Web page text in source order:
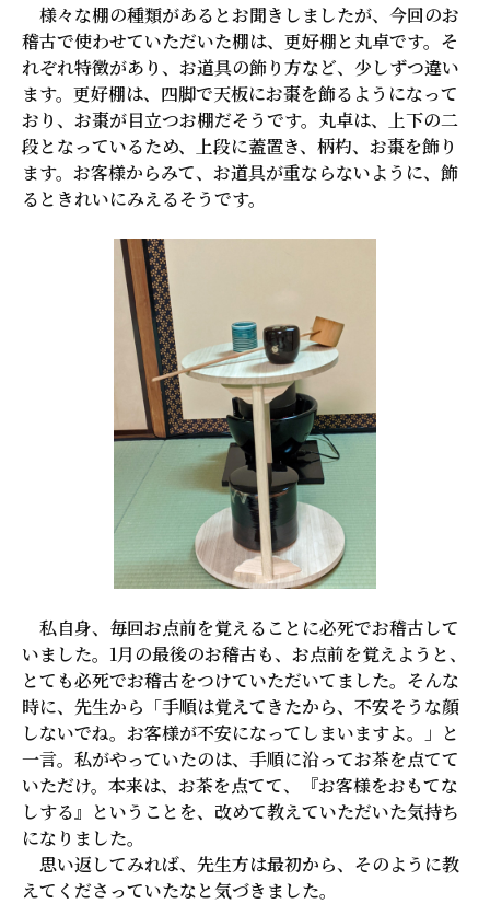
様々な棚の種類があるとお聞きしましたが、今回のお
稽古で使わせていただいた棚は、更好棚と丸卓です。そ
れぞれ特徴があり、お道具の飾り方など、少しずつ違い
ます。更好棚は、四脚で天板にお棗を飾るようになって
おり、お棗が目立つお棚だそうです。丸卓は、上下の二
段となっているため、上段に蓋置き、柄杓、お棗を飾り
ます。お客様からみて、お道具が重ならないように、飾
るときれいにみえるそうです。
私自身、毎回お点前を覚えることに必死でお稽古して
いました。1月の最後のお稽古も、お点前を覚えようと、
とても必死でお稽古をつけていただいてました。そんな
時に、先生から「手順は覚えてきたから、不安そうな顔
しないでね。お客様が不安になってしまいますよ。」と
一言。私がやっていたのは、手順に沿ってお茶を点てて
いただけ。本来は、お茶を点てて、『お客様をおもてな
しする』ということを、改めて教えていただいた気持ち
になりました。
思い返してみれば、先生方は最初から、そのように教
えてくださっていたなと気づきました。